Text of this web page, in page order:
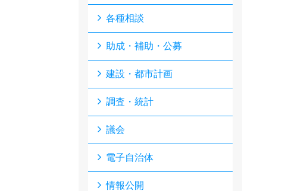
各種相談
助成・補助・公募
建設・都市計画
調査・統計
議会
電子自治体
情報公開